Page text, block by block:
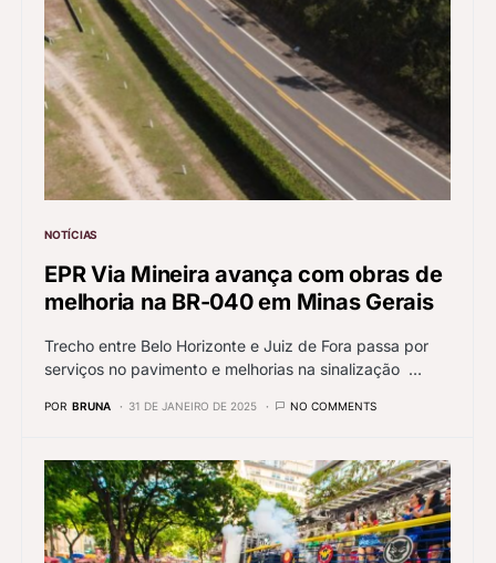
NOTÍCIAS
EPR Via Mineira avança com obras de
melhoria na BR-040 em Minas Gerais
Trecho entre Belo Horizonte e Juiz de Fora passa por
serviços no pavimento e melhorias na sinalização …
POR BRUNA 31 DE JANEIRO DE 2025 NO COMMENTS